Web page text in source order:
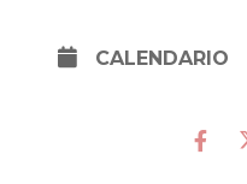
CALENDARIO